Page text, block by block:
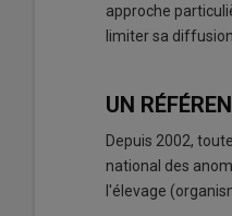
approche
limiter sa diffusion.
UN
Depuis 2002,
national des
l'élevage